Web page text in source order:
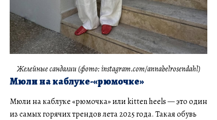
Желейные сандалии (фото: instagram.com/annabelrosendahl)
Мюли на каблуке-«рюмочке»
Мюли на каблуке «рюмочка» или kitten heels — это один
из самых горячих трендов лета 2025 года. Такая обувь